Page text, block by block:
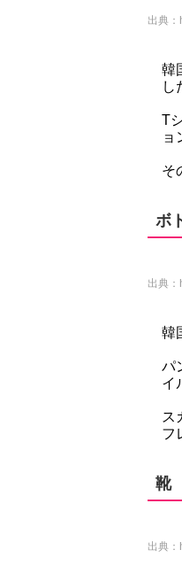
出典：
韓
し
T
ョ
そ
ボ
出典：
韓
パ
イ
ス
フ
靴
出典：